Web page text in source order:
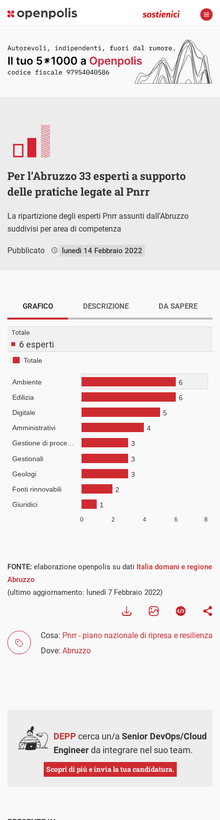
Per l’Abruzzo 33 esperti a supporto
delle pratiche legate al Pnrr
La ripartizione degli esperti Pnrr assunti dall'Abruzzo
suddivisi per area di competenza
Pubblicato lunedì 14 Febbraio 2022
GRAFICO DESCRIZIONE DA SAPERE
FONTE: elaborazione openpolis su dati Italia domani e regione
Abruzzo
(ultimo aggiornamento: lunedì 7 Febbraio 2022)
Cosa: Pnrr - piano nazionale di ripresa e resilienza
Dove: Abruzzo
DEPP cerca un/a Senior DevOps/Cloud
Engineerda integrare nel suo team.
Scopri di più e invia la tua candidatura.